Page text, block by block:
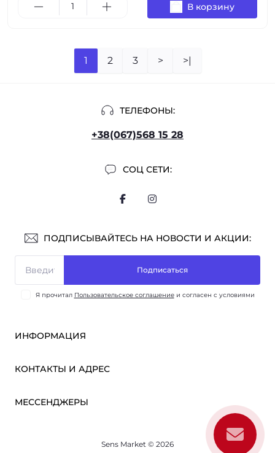
В корзину
1 2 3 > >|
ТЕЛЕФОНЫ:
+38(067)568 15 28
СОЦ СЕТИ:
ПОДПИСЫВАЙТЕСЬ НА НОВОСТИ И АКЦИИ:
Подписаться
Я прочитал Пользовательское соглашениеи согласен с условиями
ИНФОРМАЦИЯ
ОПТ
О нас
КОНТАКТЫ И АДРЕС
МЕССЕНДЖЕРЫ
Sens Market © 2026